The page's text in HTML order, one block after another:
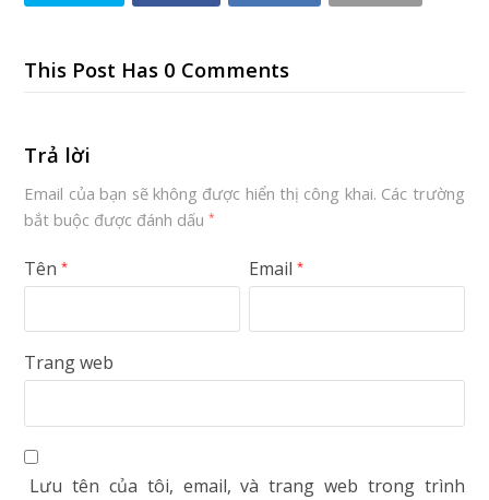
This Post Has 0 Comments
Trả lời
Email của bạn sẽ không được hiển thị công khai. Các trường
bắt buộc được đánh dấu*
Tên* Email*
Trang web
Lưu tên của tôi, email, và trang web trong trình